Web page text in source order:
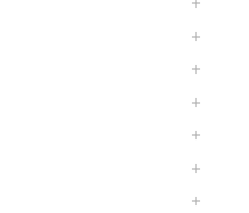






